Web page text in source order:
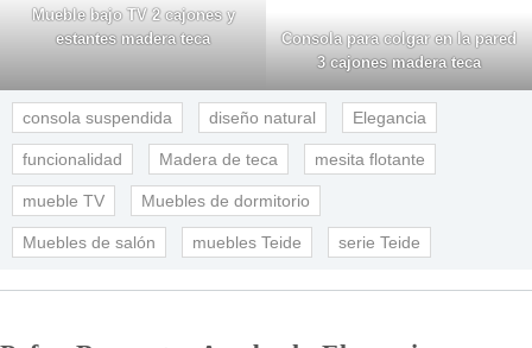
Mueble bajo TV 2 cajones y
estantes madera teca
Consola para colgar en la pared
3 cajones madera teca
consola suspendida diseño natural Elegancia
funcionalidad Madera de teca mesita flotante
mueble TV Muebles de dormitorio
Muebles de salón muebles Teide serie Teide